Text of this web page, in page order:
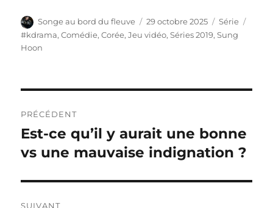
Auteur
Songe au bord du fleuve
Publié
le
29 octobre 2025 Catégories
Série
#kdrama,Comédie,Corée,Jeu vidéo,Séries 2019,Sung
Hoon
de
l’article
PRÉCÉDENT
Publication
précédente :
Est-ce qu’il y aurait une bonne
vs une mauvaise indignation ?
SUIVANT